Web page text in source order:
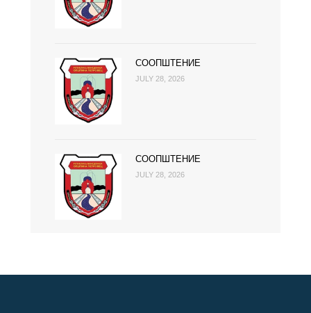
СООПШТЕНИЕ
JULY 28, 2026
СООПШТЕНИЕ
JULY 28, 2026